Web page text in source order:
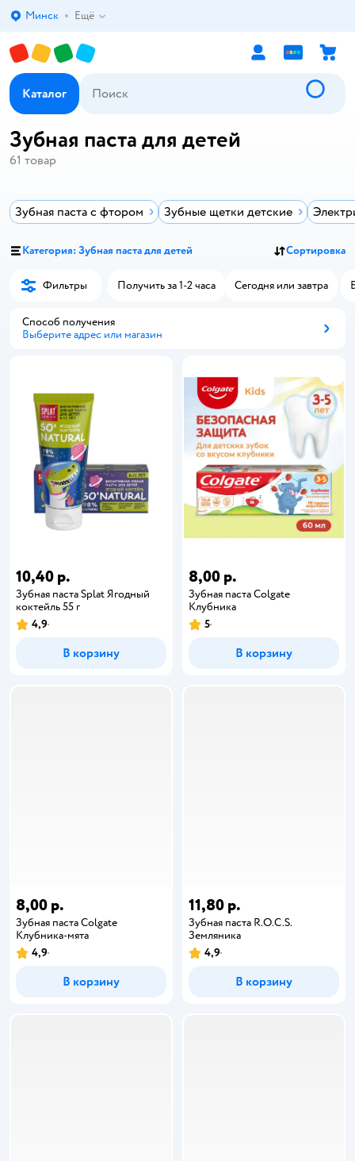
Выбор адреса доставки.
Минск Ещё
Каталог
Зубная паста для детей
61 товар
Зубная паста с фтором Зубные щетки детские
Категория: Зубная паста для детей Сортировка
Фильтры Получить за 1-2 часа Сегодня или завтра
Способ получения
Выберите адрес или магазин
10,40 р.
Зубная паста Splat Ягодный
коктейль 55 г
4,9
В корзину
8,00 р.
Зубная паста Colgate
Клубника
5
В корзину
8,00 р.
Зубная паста Colgate
Клубника-мята
4,9
В корзину
11,80 р.
Зубная паста R.O.C.S.
Земляника
4,9
В корзину